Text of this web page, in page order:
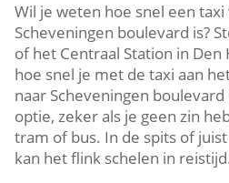
Wil je weten hoe snel een
Scheveningen boulevard is?
of het Centraal Station in Den
hoe snel je met de taxi aan
naar Scheveningen
optie, zeker als je geen zin
tram of bus. In de spits of
kan het flink schelen in